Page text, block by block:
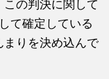
の判決に関して
て確定している
まりを決め込んで